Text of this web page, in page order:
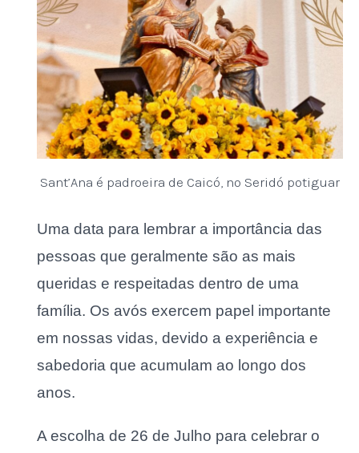
Sant’Ana é padroeira de Caicó, no Seridó potiguar
Uma data para lembrar a importância das
pessoas que geralmente são as mais
queridas e respeitadas dentro de uma
família. Os avós exercem papel importante
em nossas vidas, devido a experiência e
sabedoria que acumulam ao longo dos
anos.
A escolha de 26 de Julho para celebrar o